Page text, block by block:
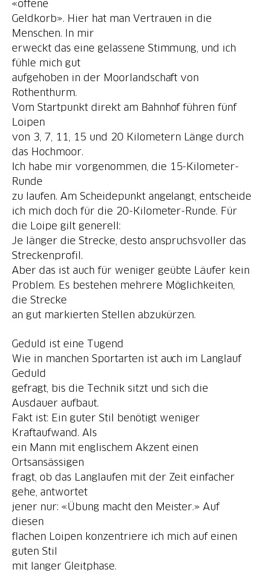
«offene
Geldkorb». Hier hat man Vertrauen in die
Menschen. In mir
erweckt das eine gelassene Stimmung, und ich
fühle mich gut
aufgehoben in der Moorlandschaft von
Rothenthurm.
Vom Startpunkt direkt am Bahnhof führen fünf
Loipen
von 3, 7, 11, 15 und 20 Kilometern Länge durch
das Hochmoor.
Ich habe mir vorgenommen, die 15-Kilometer-
Runde
zu laufen. Am Scheidepunkt angelangt, entscheide
ich mich doch für die 20-Kilometer-Runde. Für
die Loipe gilt generell:
Je länger die Strecke, desto anspruchsvoller das
Streckenprofil.
Aber das ist auch für weniger geübte Läufer kein
Problem. Es bestehen mehrere Möglichkeiten,
die Strecke
Geduld ist eine Tugend
Wie in manchen Sportarten ist auch im Langlauf
Geduld
gefragt, bis die Technik sitzt und sich die
Ausdauer aufbaut.
Fakt ist: Ein guter Stil benötigt weniger
Kraftaufwand. Als
ein Mann mit englischem Akzent einen
Ortsansässigen
fragt, ob das Langlaufen mit der Zeit einfacher
gehe, antwortet
jener nur: «Übung macht den Meister.» Auf
diesen
flachen Loipen konzentriere ich mich auf einen
guten Stil